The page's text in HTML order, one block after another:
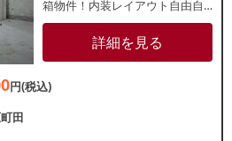
箱物件！内装レイアウト自由自
在なスケルトンでの引渡しで
す。エレベーターは使⽤不可で
す。（外階段のみ使⽤可能）諸
さい。
詳細を見る
円(税込)
田